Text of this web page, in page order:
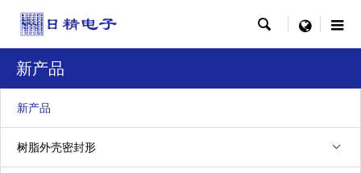
 menu
新产品
新产品
树脂外壳密封形
新产品